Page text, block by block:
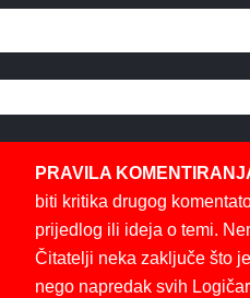
PRAVILA
biti kritika drugog
prijedlog ili ideja o temi.
Čitatelji neka zaključe što
nego napredak svih